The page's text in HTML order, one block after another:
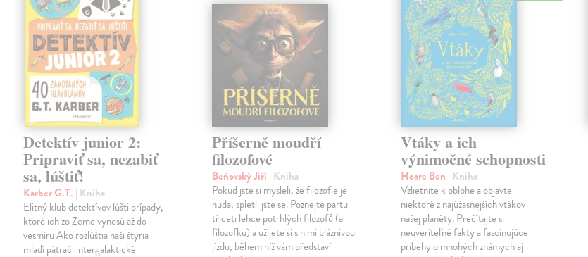
Detektív junior 2:
Pripraviť sa, nezabiť
sa, lúštiť!
Karber G.T. | Kniha
Elitný klub detektívov lúšti prípady,
ktoré ich zo Zeme vynesú až do
vesmíru Ako rozlúštia naši štyria
mladí pátrači intergalaktické
Příšerně moudří
filozofové
Beňovský Jiří | Kniha
Pokud jste si mysleli, že filozofie je
nuda, spletli jste se. Poznejte partu
třiceti lehce potrhlých filozofů (a
filozofku) a užijete si s nimi bláznivou
jízdu, během níž vám představí
Vtáky a ich
výnimočné schopnosti
Hoare Ben | Kniha
Vzlietnite k oblohe a objavte
niektoré z najúžasnejších vtákov
našej planéty. Prečítajte si
neuveriteľné fakty a fascinujúce
príbehy o mnohých známych aj